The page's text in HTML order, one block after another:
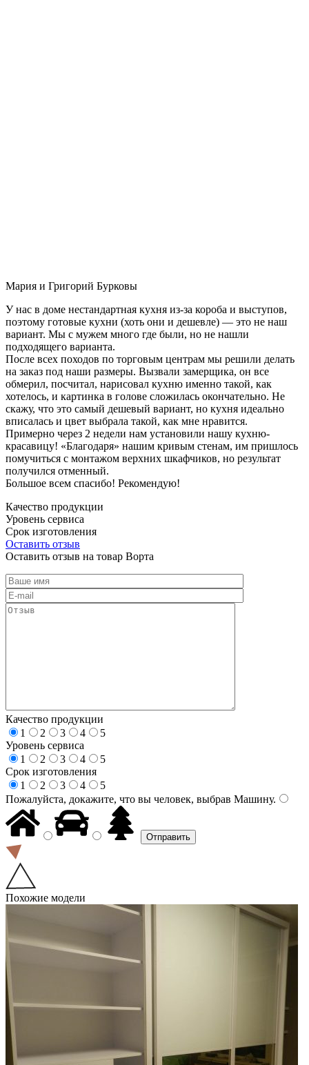
Мария и Григорий Бурковы
У нас в доме нестандартная кухня из-за короба и выступов,
поэтому готовые кухни (хоть они и дешевле) — это не наш
вариант. Мы с мужем много где были, но не нашли
подходящего варианта.
После всех походов по торговым центрам мы решили делать
на заказ под наши размеры. Вызвали замерщика, он все
обмерил, посчитал, нарисовал кухню именно такой, как
хотелось, и картинка в голове сложилась окончательно. Не
скажу, что это самый дешевый вариант, но кухня идеально
вписалась и цвет выбрала такой, как мне нравится.
Примерно через 2 недели нам установили нашу кухню-
красавицу! «Благодаря» нашим кривым стенам, им пришлось
помучиться с монтажом верхних шкафчиков, но результат
получился отменный.
Большое всем спасибо! Рекомендую!
Качество продукции
Уровень сервиса
Срок изготовления
Оставить отзыв
Оставить отзыв на товар Ворта
Качество продукции
1
2 3 4
5
Уровень сервиса
1
2 3 4
5
Срок изготовления
1
2 3 4
5
Пожалуйста, докажите, что вы человек, выбрав Машину.
Похожие модели